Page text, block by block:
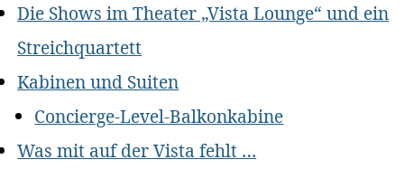
Die Shows im Theater „Vista Lounge“ und ein
Streichquartett
Kabinen und Suiten
Concierge-Level-Balkonkabine
Was mit auf der Vista fehlt …